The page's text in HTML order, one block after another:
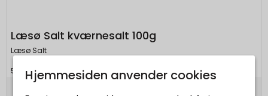
Læsø Salt kværnesalt 100g
Læsø Salt
5711874000250
Hjemmesiden anvender cookies